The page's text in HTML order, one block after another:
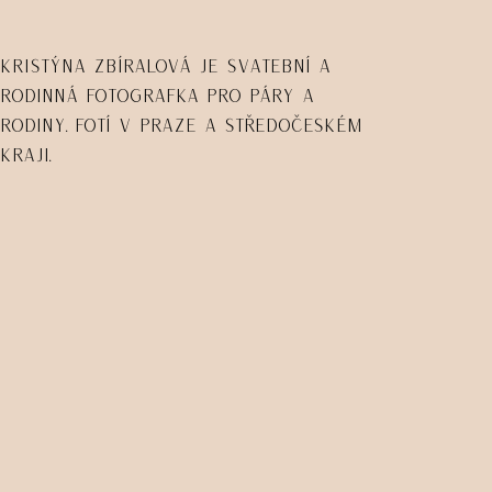
Kristýna Zbíralová je svatební a
rodinná fotografka pro páry a
rodiny. Fotí v Praze a Středočeském
kraji.